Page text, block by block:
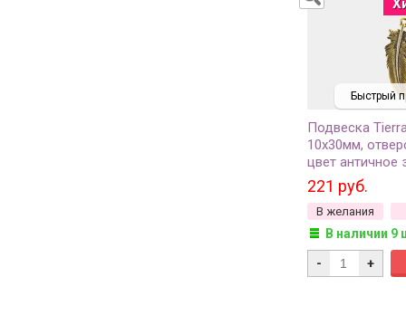
Быстрый
Подвеска
10х30мм,
цвет античное
2045-26, 1шт
221 руб.
В желания
В наличии 9
- +